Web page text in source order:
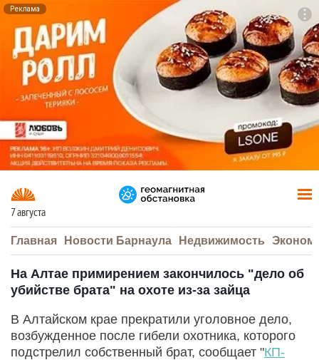
Реклама
7 августа
Главная Новости Барнаула Недвижимость
На Алтае примирением закончилось "дело об
убийстве брата" на охоте из-за зайца
В Алтайском крае прекратили уголовное дело,
возбужденное после гибели охотника, которого
подстрелил собственный брат, сообщает "КП-